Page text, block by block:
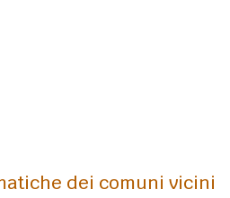
dei comuni vicini